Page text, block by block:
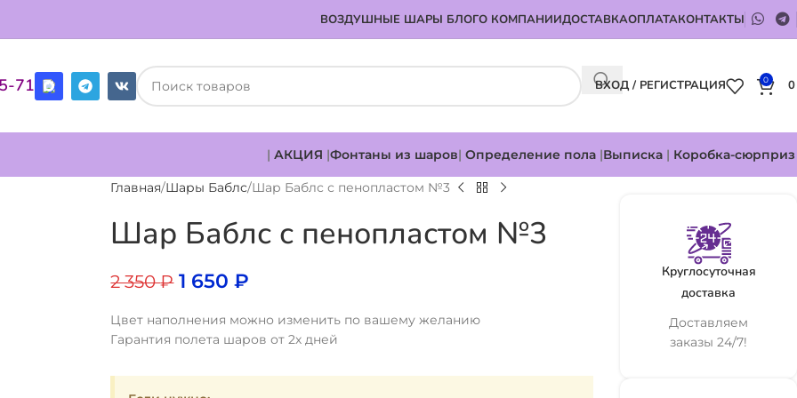
ВОЗДУШНЫЕ ШАРЫ БЛОГО КОМПАНИИДОСТАВКАОПЛАТАКОНТАКТЫ
71 ВХОД / РЕГИСТРАЦИЯ 0
| АКЦИЯ |Фонтаны из шаров| Определение пола |Выписка | Коробка-сюрприз
Главная Шары Баблс Шар Баблс с пенопластом №3
Шар Баблс с пенопластом №3
2 350₽ 1 650₽
Цвет наполнения можно изменить по вашему желанию
Гарантия полета шаров от 2х дней
Круглосуточная
доставка
Доставляем
заказы 24/7!